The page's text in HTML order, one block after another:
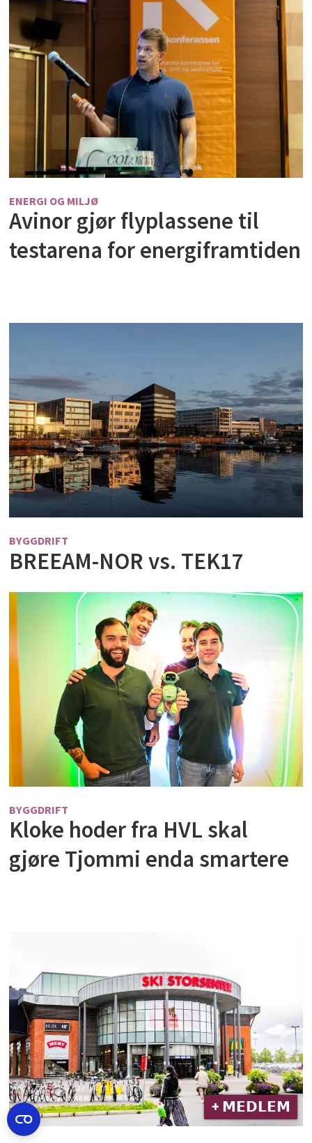
ENERGI OG MILJØ
Avinor gjør flyplassene til
testarena for energiframtiden
BYGGDRIFT
BREEAM-NOR vs. TEK17
BYGGDRIFT
Kloke hoder fra HVL skal
gjøre Tjommi enda smartere
+ 𝗠𝗘𝗗𝗟𝗘𝗠